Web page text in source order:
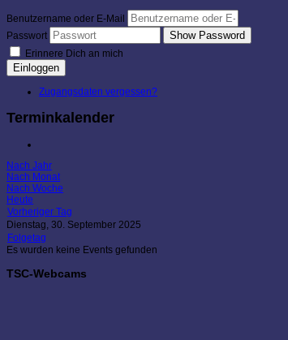
Benutzername oder E-Mail
Passwort
Show Password
Erinnere Dich an mich
Einloggen
Zugangsdaten vergessen?
Terminkalender
Nach Jahr
Nach Monat
Nach Woche
Heute
Vorheriger Tag
Dienstag, 30. September 2025
Folgetag
Es wurden keine Events gefunden
TSC-Webcams